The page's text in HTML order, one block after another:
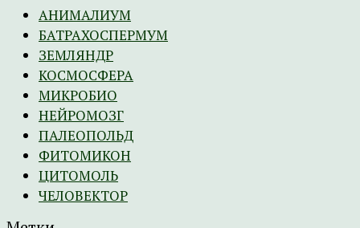
АНИМАЛИУМ
БАТРАХОСПЕРМУМ
ЗЕМЛЯНДР
КОСМОСФЕРА
МИКРОБИО
НЕЙРОМОЗГ
ПАЛЕОПОЛЬД
ФИТОМИКОН
ЦИТОМОЛЬ
ЧЕЛОВЕКТОР